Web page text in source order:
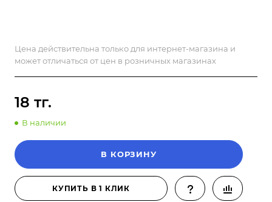
Цена действительна только для интернет-магазина и
может отличаться от цен в розничных магазинах
18 тг.
В наличии
В КОРЗИНУ
КУПИТЬ В 1 КЛИК